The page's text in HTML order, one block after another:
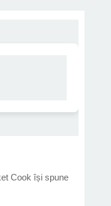
Cook își spune